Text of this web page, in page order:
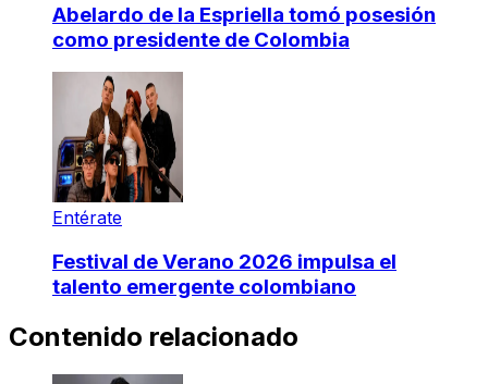
Abelardo de la Espriella tomó posesión
como presidente de Colombia
Entérate
Festival de Verano 2026 impulsa el
talento emergente colombiano
Contenido relacionado